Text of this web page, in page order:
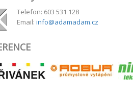
Telefon: 603 531 128
Email: info@adamadam.cz